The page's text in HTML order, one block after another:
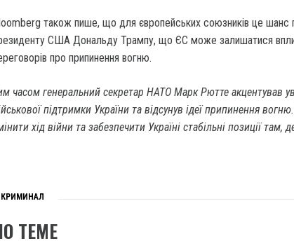
також пише, що для європейських союзників це шанс
США Дональду Трампу, що ЄС може залишатися
про припинення вогню.
часом генеральний секретар НАТО Марк Рютте акцентував
підтримки України та відсунув ідеї припинення
хід війни та забезпечити Україні стабільні позиції там,
КРИМИНАЛ
ТЕМЕ